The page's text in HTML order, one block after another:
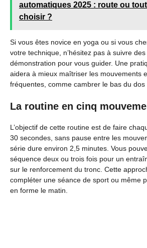
automatiques 2025 : route ou
choisir ?
Si vous êtes novice en yoga ou si vous
votre technique, n’hésitez pas à suivre
démonstration pour vous guider. Une
aidera à mieux maîtriser les mouvements
fréquentes, comme cambrer le bas du dos
La routine en cinq
L’objectif de cette routine est de faire
30 secondes, sans pause entre les
série dure environ 2,5 minutes. Vous
séquence deux ou trois fois pour un
sur le renforcement du tronc. Cette
compléter une séance de sport ou même
en forme le matin.